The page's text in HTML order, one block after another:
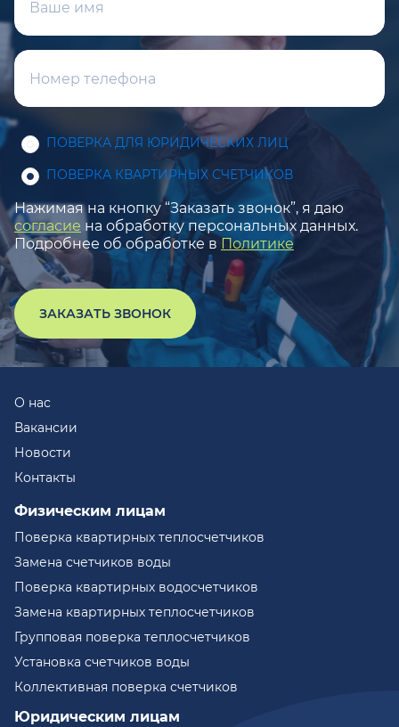
ПОВЕРКА ДЛЯ ЮРИДИЧЕСКИХ ЛИЦ
ПОВЕРКА КВАРТИРНЫХ СЧЕТЧИКОВ
Нажимая на кнопку “Заказать звонок”, я даю
согласие на обработку персональных данных.
Подробнее об обработке в Политике
ЗАКАЗАТЬ ЗВОНОК
О нас
Вакансии
Новости
Контакты
Физическим лицам
Поверка квартирных теплосчетчиков
Замена счетчиков воды
Поверка квартирных водосчетчиков
Замена квартирных теплосчетчиков
Групповая поверка теплосчетчиков
Установка счетчиков воды
Коллективная поверка счетчиков
Юридическим лицам